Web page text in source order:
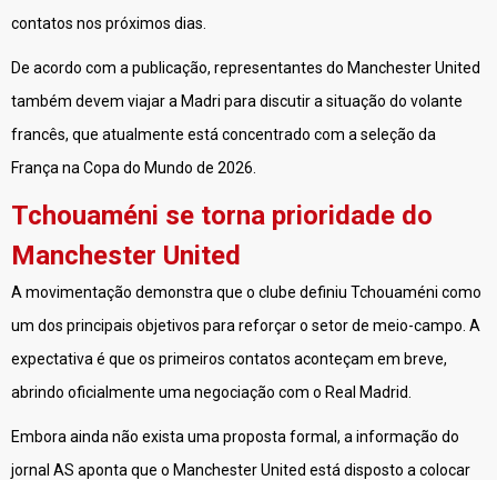
contatos nos próximos dias.
De acordo com a publicação, representantes do Manchester United
também devem viajar a Madri para discutir a situação do volante
francês, que atualmente está concentrado com a seleção da
França na Copa do Mundo de 2026.
Tchouaméni se torna prioridade do
Manchester United
A movimentação demonstra que o clube definiu Tchouaméni como
um dos principais objetivos para reforçar o setor de meio-campo. A
expectativa é que os primeiros contatos aconteçam em breve,
abrindo oficialmente uma negociação com o Real Madrid.
Embora ainda não exista uma proposta formal, a informação do
jornal AS aponta que o Manchester United está disposto a colocar